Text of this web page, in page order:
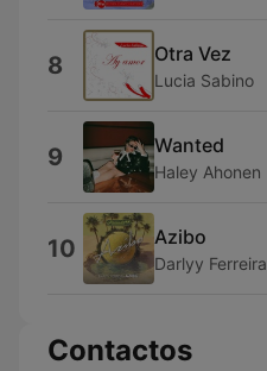
8 Otra Vez
Lucia Sabino
9 Wanted
Haley Ahonen
10 Azibo
Darlyy Ferreira
Contactos